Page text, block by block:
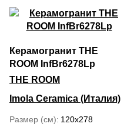
Керамогранит THE
ROOM InfBr6278Lp
THE ROOM
Imola Ceramica (Италия)
Размер (см) 120x278